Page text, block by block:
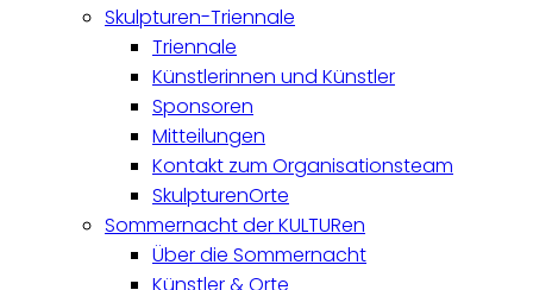
Skulpturen-Triennale
Triennale
Künstlerinnen und Künstler
Sponsoren
Mitteilungen
Kontakt zum Organisationsteam
SkulpturenOrte
Sommernacht der KULTURen
Über die Sommernacht
Künstler & Orte